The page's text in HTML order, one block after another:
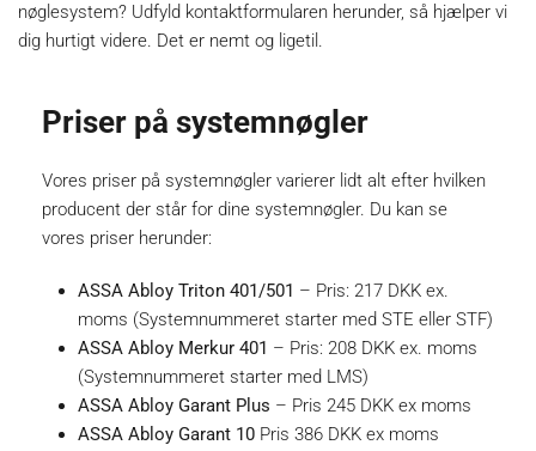
nøglesystem? Udfyld kontaktformularen herunder, så hjælper vi
dig hurtigt videre. Det er nemt og ligetil.
Priser på systemnøgler
Vores priser på systemnøgler varierer lidt alt efter hvilken
producent der står for dine systemnøgler. Du kan se
vores priser herunder:
ASSA Abloy Triton 401/501 – Pris: 217 DKK ex.
moms (Systemnummeret starter med STE eller STF)
ASSA Abloy Merkur 401 – Pris: 208 DKK ex. moms
(Systemnummeret starter med LMS)
ASSA Abloy Garant Plus – Pris 245 DKK ex moms
ASSA Abloy Garant 10 Pris 386 DKK ex moms